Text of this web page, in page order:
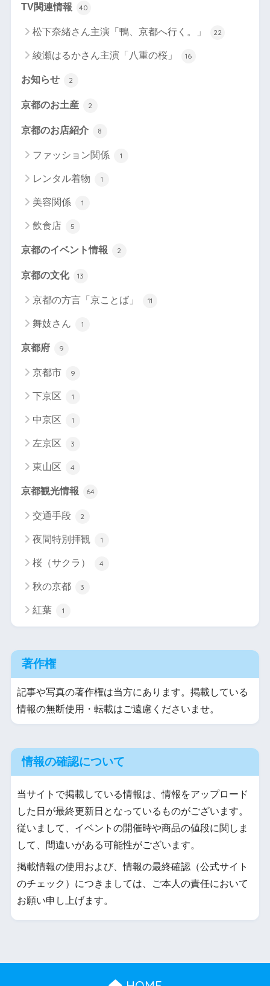
TV関連情報 40
松下奈緒さん主演「鴨、京都へ行く。」 22
綾瀬はるかさん主演「八重の桜」 16
お知らせ 2
京都のお土産 2
京都のお店紹介 8
ファッション関係 1
レンタル着物 1
美容関係 1
飲食店 5
京都のイベント情報 2
京都の文化 13
京都の方言「京ことば」 11
舞妓さん 1
京都府 9
京都市 9
下京区 1
中京区 1
左京区 3
東山区 4
京都観光情報 64
交通手段 2
夜間特別拝観 1
桜（サクラ） 4
秋の京都 3
紅葉 1
著作権
記事や写真の著作権は当方にあります。掲載している
情報の無断使用・転載はご遠慮くださいませ。
情報の確認について
当サイトで掲載している情報は、情報をアップロード
した日が最終更新日となっているものがございます。
従いまして、イベントの開催時や商品の値段に関しま
して、間違いがある可能性がございます。
掲載情報の使用および、情報の最終確認（公式サイト
のチェック）につきましては、ご本人の責任において
お願い申し上げます。